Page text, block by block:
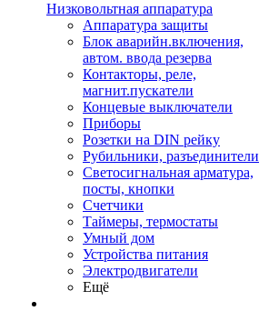
Низковольтная аппаратура
Аппаратура защиты
Блок аварийн.включения,
автом. ввода резерва
Контакторы, реле,
магнит.пускатели
Концевые выключатели
Приборы
Розетки на DIN рейку
Рубильники, разъединители
Светосигнальная арматура,
посты, кнопки
Счетчики
Таймеры, термостаты
Умный дом
Устройства питания
Электродвигатели
Ещё